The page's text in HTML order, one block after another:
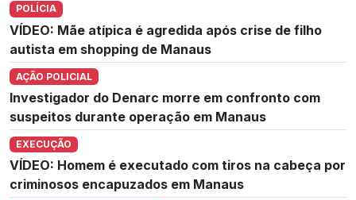
POLÍCIA
VÍDEO: Mãe atípica é agredida após crise de filho
autista em shopping de Manaus
AÇÃO POLICIAL
Investigador do Denarc morre em confronto com
suspeitos durante operação em Manaus
EXECUÇÃO
VÍDEO: Homem é executado com tiros na cabeça por
criminosos encapuzados em Manaus